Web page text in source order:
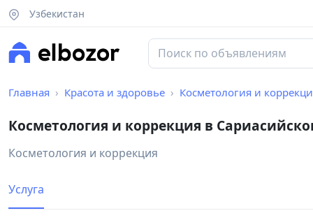
Узбекистан
Главная Красота и здоровье Косметология и
Косметология и коррекция в
Косметология и коррекция
Услуга